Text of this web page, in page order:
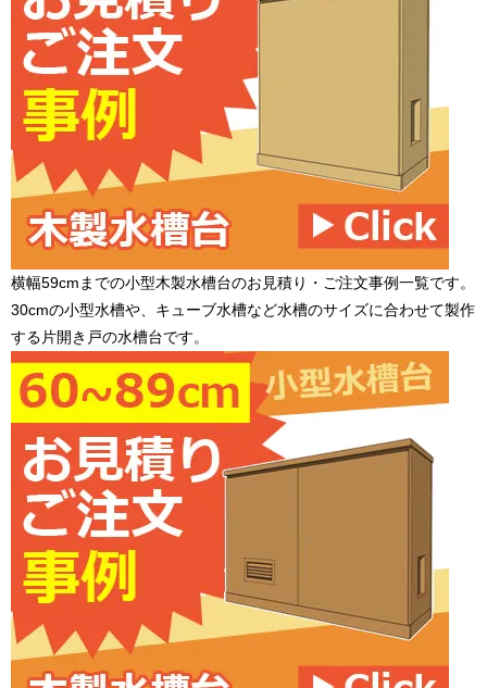
横幅59cmまでの小型木製水槽台のお見積り・ご注文事例一覧です。
30cmの小型水槽や、キューブ水槽など水槽のサイズに合わせて製作
する片開き戸の水槽台です。